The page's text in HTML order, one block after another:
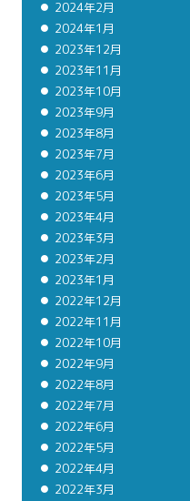
2024年2月
2024年1月
2023年12月
2023年11月
2023年10月
2023年9月
2023年8月
2023年7月
2023年6月
2023年5月
2023年4月
2023年3月
2023年2月
2023年1月
2022年12月
2022年11月
2022年10月
2022年9月
2022年8月
2022年7月
2022年6月
2022年5月
2022年4月
2022年3月